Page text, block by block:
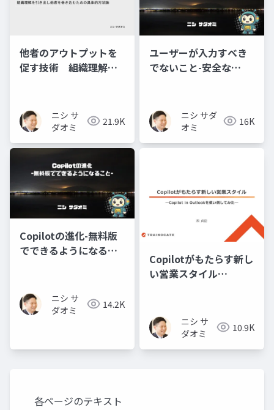
他者のアウトプットを
促す技術 組織理解を
ニシ サ
ダオミ
21.9K
ユーザーが入力すべき
でないこと-安全な
ニシ サダ
オミ
16K
Copilotの進化-無料版
でできるようになるこ
ニシ サ
ダオミ
14.2K
Copilotがもたらす新し
い営業スタイル
ニシ サ
ダオミ
10.9K
各ページのテキスト